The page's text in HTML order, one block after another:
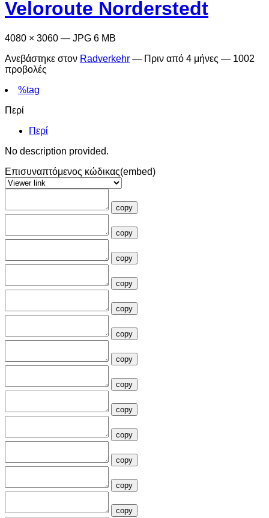
Veloroute Norderstedt
4080 × 3060 — JPG 6 MB
Ανεβάστηκε στον Radverkehr — Πριν από 4 μήνες — 1002
προβολές
%tag
Περί
Περί
No description provided.
Επισυναπτόμενος κώδικας(embed)
copy
copy
copy
copy
copy
copy
copy
copy
copy
copy
copy
copy
copy